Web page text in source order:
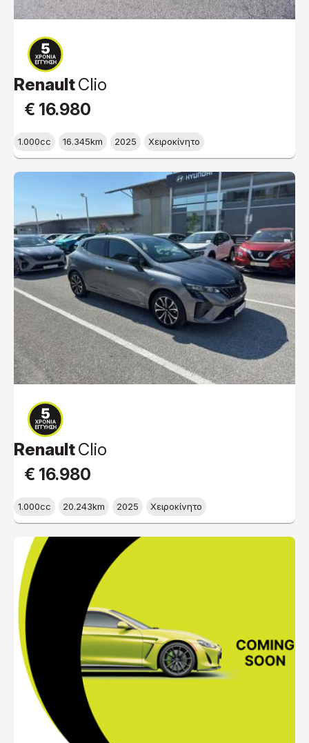
RenaultClio
€ 16.980
1.000cc 16.345km 2025 Χειροκίνητο
RenaultClio
€ 16.980
1.000cc 20.243km 2025 Χειροκίνητο